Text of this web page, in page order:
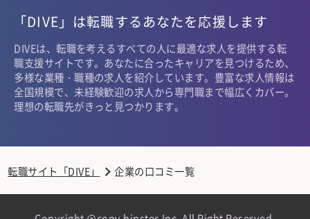
「DIVE」は転職するあなたを応援します
DIVEは、転職を考えるすべての人に最適な求人を提供する転
職支援サイトです。あなたに合ったキャリアを見つけるため、
多様な業種・職種の求人を紹介しています。豊富な求人情報は
全国規模で、未経験歓迎の求人から専門職まで幅広くカバー。
理想の転職先がきっと見つかります。
転職サイト「DIVE」 企業の口コミ一覧